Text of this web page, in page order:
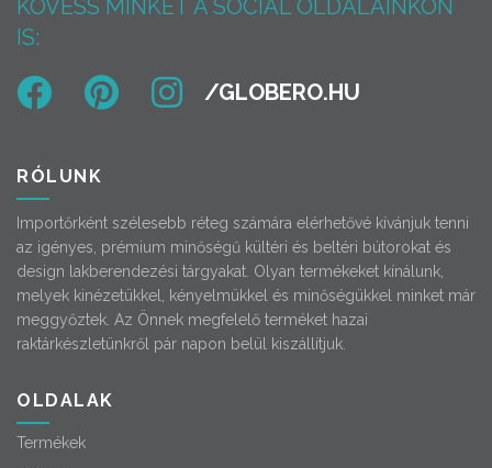
KÖVESS MINKET A SOCIAL OLDALAINKON
IS:
RÓLUNK
Importőrként szélesebb réteg számára elérhetővé kívánjuk tenni
az igényes, prémium minőségű kültéri és beltéri bútorokat és
design lakberendezési tárgyakat. Olyan termékeket kínálunk,
melyek kinézetükkel, kényelmükkel és minőségükkel minket már
meggyőztek. Az Önnek megfelelő terméket hazai
raktárkészletünkről pár napon belül kiszállítjuk.
OLDALAK
Termékek